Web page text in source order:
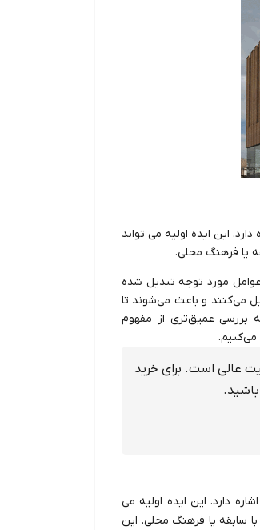
این ایده اولیه می تواند
یا فرهنگ محلی.
عوامل مورد توجه تبدیل شده
می‌کنند و باعث می‌شوند تا
بررسی عمیق‌تری از مفهوم
می‌کنیم.
عالی است. برای خرید
دارد. این ایده اولیه می
با سابقه یا فرهنگ محلی. این